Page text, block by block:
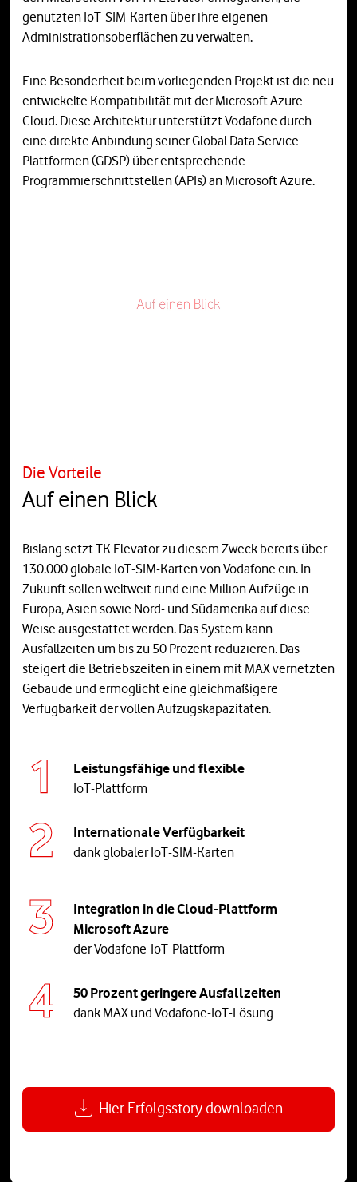
genutzten IoT-SIM-Karten über ihre eigenen
Administrationsoberflächen zu verwalten.
Eine Besonderheit beim vorliegenden Projekt ist die neu
entwickelte Kompatibilität mit der Microsoft Azure
Cloud. Diese Architektur unterstützt Vodafone durch
eine direkte Anbindung seiner Global Data Service
Plattformen (GDSP) über entsprechende
Programmierschnittstellen (APIs) an Microsoft Azure.
Die Vorteile
Auf einen Blick
Bislang setzt TK Elevator zu diesem Zweck bereits über
130.000 globale IoT-SIM-Karten von Vodafone ein. In
Zukunft sollen weltweit rund eine Million Aufzüge in
Europa, Asien sowie Nord- und Südamerika auf diese
Weise ausgestattet werden. Das System kann
Ausfallzeiten um bis zu 50 Prozent reduzieren. Das
steigert die Betriebszeiten in einem mit MAX vernetzten
Gebäude und ermöglicht eine gleichmäßigere
Verfügbarkeit der vollen Aufzugskapazitäten.
Leistungsfähige und flexible
IoT-Plattform
Internationale Verfügbarkeit
dank globaler IoT-SIM-Karten
Integration in die Cloud-Plattform
Microsoft Azure
der Vodafone-IoT-Plattform
50 Prozent geringere Ausfallzeiten
dank MAX und Vodafone-IoT-Lösung
Hier Erfolgsstory downloaden